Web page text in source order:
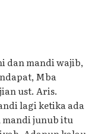
dan mandi wajib,
Mba
ust. Aris.
lagi ketika ada
mandi junub itu